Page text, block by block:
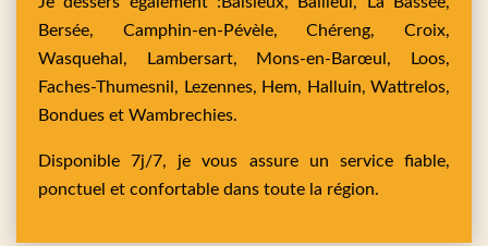
Bersée, Camphin-en-Pévèle,Chéreng,Croix,
Wasquehal,
Lambersart, Mons-en-Barœul,
Loos,
Faches-Thumesnil, Lezennes, Hem, Halluin, Wattrelos,
Bondues et Wambrechies.
Disponible 7j/7, je vous assure un service fiable,
ponctuel et confortable dans toute la région.